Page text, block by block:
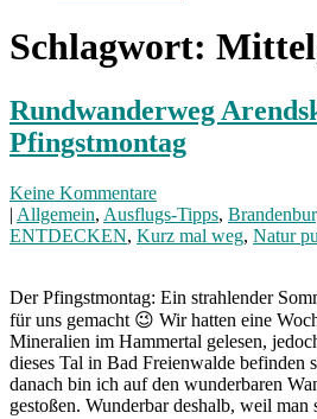
Schlagwort:
Rundwanderweg
Pfingstmontag
Keine Kommentare
| Allgemein, Ausflugs-Tipps,
ENTDECKEN, Kurz mal weg, Natur
Der Pfingstmontag: Ein strahlender
für uns gemacht 😉 Wir hatten eine
Mineralien im Hammertal gelesen,
dieses Tal in Bad Freienwalde befinden
danach bin ich auf den wunderbaren
gestoßen. Wunderbar deshalb, weil